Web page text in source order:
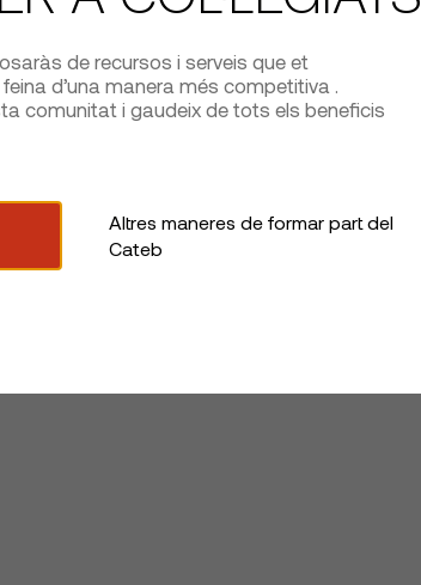
de recursos i serveis que et
d’una manera més competitiva .
comunitat i gaudeix de tots els beneficis
Altres maneres de formar part del
Cateb